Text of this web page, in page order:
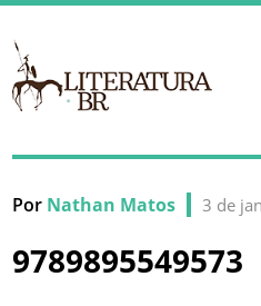
Por Nathan Matos 3 de
9789895549573